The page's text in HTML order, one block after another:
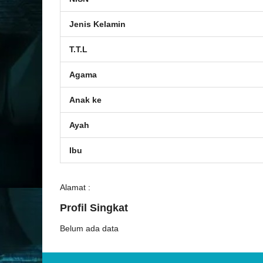
Jenis Kelamin
T.T.L
Agama
Anak ke
Ayah
Ibu
Alamat :
Profil Singkat
Belum ada data